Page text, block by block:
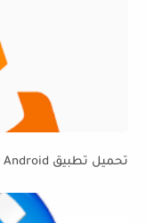
تحميل تطبيق VLC for Android